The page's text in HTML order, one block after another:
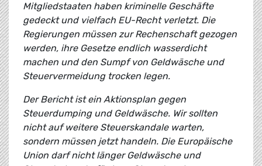
Mitgliedstaaten haben kriminelle Geschäfte
gedeckt und vielfach EU-Recht verletzt. Die
Regierungen müssen zur Rechenschaft gezogen
werden, ihre Gesetze endlich wasserdicht
machen und den Sumpf von Geldwäsche und
Steuervermeidung trocken legen.
Der Bericht ist ein Aktionsplan gegen
Steuerdumping und Geldwäsche. Wir sollten
nicht auf weitere Steuerskandale warten,
sondern müssen jetzt handeln. Die Europäische
Union darf nicht länger Geldwäsche und